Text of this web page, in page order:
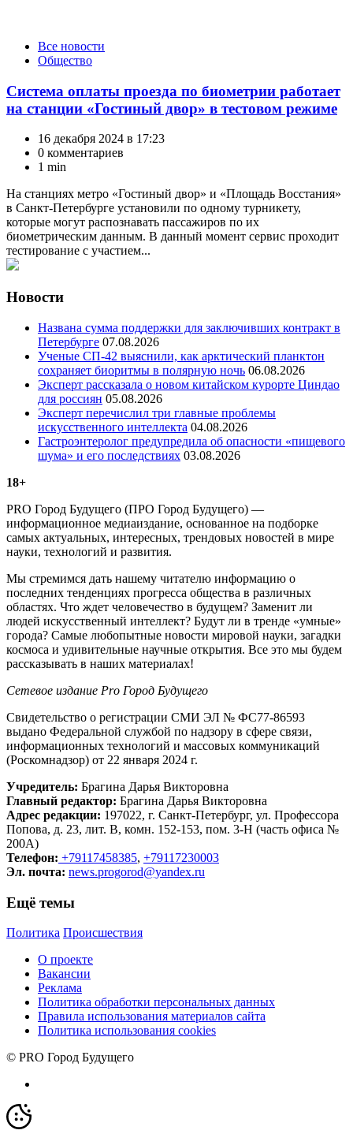
КатегорииВсе новости
Общество
Система оплаты проезда по биометрии работает
на станции «Гостиный двор» в тестовом режиме
16 декабря 2024 в 17:23
0 комментариев
1 min
На станциях метро «Гостиный двор» и «Площадь Восстания»
в Санкт-Петербурге установили по одному турникету,
которые могут распознавать пассажиров по их
биометрическим данным. В данный момент сервис проходит
тестирование с участием...
Новости
Названа сумма поддержки для заключивших контракт в
Петербурге 07.08.2026
Ученые СП-42 выяснили, как арктический планктон
сохраняет биоритмы в полярную ночь 06.08.2026
Эксперт рассказала о новом китайском курорте Циндао
для россиян 05.08.2026
Эксперт перечислил три главные проблемы
искусственного интеллекта 04.08.2026
Гастроэнтеролог предупредила об опасности «пищевого
шума» и его последствиях 03.08.2026
18+
PRO Город Будущего (ПРО Город Будущего) —
информационное медиаиздание, основанное на подборке
самых актуальных, интересных, трендовых новостей в мире
науки, технологий и развития.
Мы стремимся дать нашему читателю информацию о
последних тенденциях прогресса общества в различных
областях. Что ждет человечество в будущем? Заменит ли
людей искусственный интеллект? Будут ли в тренде «умные»
города? Самые любопытные новости мировой науки, загадки
космоса и удивительные научные открытия. Все это мы будем
рассказывать в наших материалах!
Сетевое издание Рrо Город Будущего
Свидетельство о регистрации СМИ ЭЛ № ФС77-86593
выдано Федеральной службой по надзору в сфере связи,
информационных технологий и массовых коммуникаций
(Роскомнадзор) от 22 января 2024 г.
Учредитель: Брагина Дарья Викторовна
Главный редактор: Брагина Дарья Викторовна
Адрес редакции: 197022, г. Санкт-Петербург, ул. Профессора
Попова, д. 23, лит. В, комн. 152-153, пом. 3-Н (часть офиса №
200А)
Телефон: +79117458385, +79117230003
Эл. почта: news.progorod@yandex.ru
Ещё темы
Политика Происшествия
О проекте
Вакансии
Реклама
Политика обработки персональных данных
Правила использования материалов сайта
Политика использования cookies
© PRO Город Будущего